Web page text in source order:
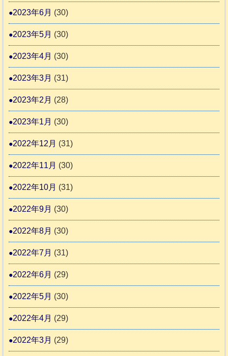
2023年6月 (30)
2023年5月 (30)
2023年4月 (30)
2023年3月 (31)
2023年2月 (28)
2023年1月 (30)
2022年12月 (31)
2022年11月 (30)
2022年10月 (31)
2022年9月 (30)
2022年8月 (30)
2022年7月 (31)
2022年6月 (29)
2022年5月 (30)
2022年4月 (29)
2022年3月 (29)